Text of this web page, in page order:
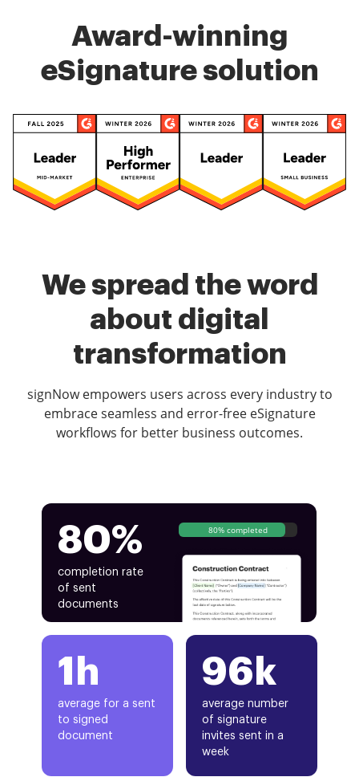
Award-winning
eSignature solution
We spread the word
about digital
transformation
signNow empowers users across every industry to
embrace seamless and error-free eSignature
workflows for better business outcomes.
80%
completion rate
of sent
documents
80% completed
1h
average for a sent
to signed
document
96k
average number
of signature
invites sent in a
week